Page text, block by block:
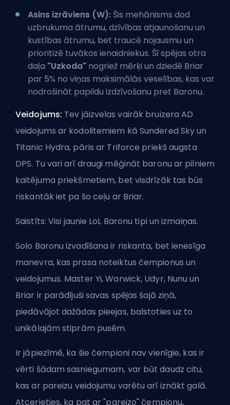
Asins izrāviens (W): Šis mehānisms dod
uzbrukuma ātrumu, dzīvības atjaunošanu un
kustības ātrumu, bet traucē nojausmu un
prioritizē tuvākos ienaidniekus. Šī spējas otra
daļa "Uzkoda" nogriež mērķi un dziedē Briar
par 5% no viņas maksimālās veselības, kas var
nodrošināt papildu izdzīvošanu pret Baronu.
Veidojums: Tev jāizvelas vairāk bruizera AD
veidojums ar kodolitemiem kā Sundered Sky un
Titanic Hydra, pāris ar Triforce priekš augsta
DPS. Tu vari arī draugi mēģināt baronu ar pilniem
kaitējuma priekšmetiem, bet visdrīzāk tas būs
riskantāk iet pa šo ceļu ar Briar.
Saistīts: Visi jaunie LoL Baronu tipi un izmaiņas.
Solo Baronu izvadīšana ir riskanta, bet ienesīga
manevra, kas prasa noteiktus čempionus un
veidojumus. Master Yi, Warwick, Udyr, Nunu un
Briar ir parādījuši savas spējas šajā ziņā,
piedāvājot dažādas pieejas, balstoties uz to
unikālajām stiprām pusēm.
Ir jāpiezīmē, ka šie čempioni nav vienīgie, kas ir
vērti šādam sasniegumam, var būt daudz citu,
kas ar pareizu veidojumu varētu arī iznākt galā.
Atcerieties, ka pat ar "pareizo" čempionu,